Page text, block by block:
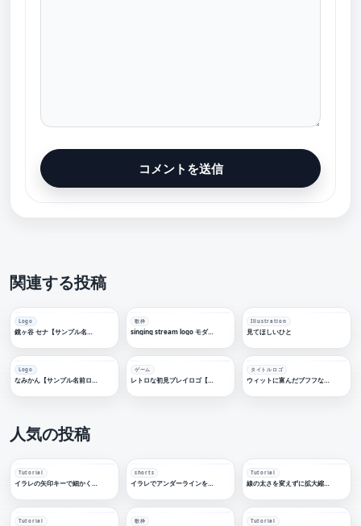
関連する投稿
Logo
鏡ヶ谷 セナ【サンプル名前ロゴデザイン】
歌枠
singing stream logo モダンレトロ【歌枠素材・フリー素材・サムネ素材】
Illustration
見てほしいひと
Logo
なみかん【サンプル名前ロゴデザイン】
ゲーム
レトロな初見プレイロゴ【フリー素材・サムネ素材】
タイトルロゴ
ウィットに富んだブフフなハナシ【フリー企画・フリー素材】
人気の投稿
Tutorial
イラレの矢印キーで細かく移動する
shorts
イラレでアンダーラインを引く
Tutorial
線の太さを変えずに拡大縮小する
Tutorial 歌枠 Tutorial